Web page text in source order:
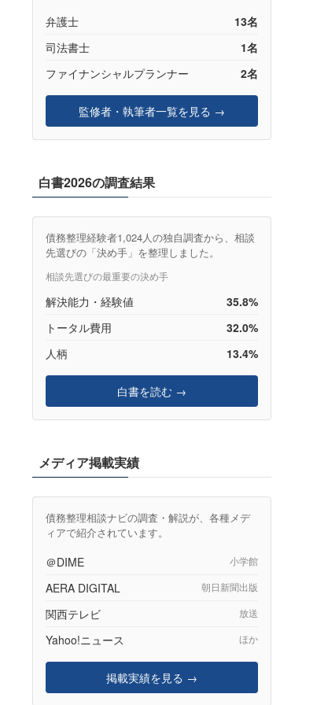
弁護士
13名
司法書士
1名
ファイナンシャルプランナー
2名
監修者・執筆者一覧を見る →
白書2026の調査結果
債務整理経験者1,024人の独自調査から、相談
先選びの「決め手」を整理しました。
相談先選びの最重要の決め手
解決能力・経験値
35.8%
トータル費用
32.0%
人柄
13.4%
白書を読む →
メディア掲載実績
債務整理相談ナビの調査・解説が、各種メデ
ィアで紹介されています。
＠DIME 小学館
AERA DIGITAL 朝日新聞出版
関西テレビ 放送
Yahoo!ニュース ほか
掲載実績を見る →